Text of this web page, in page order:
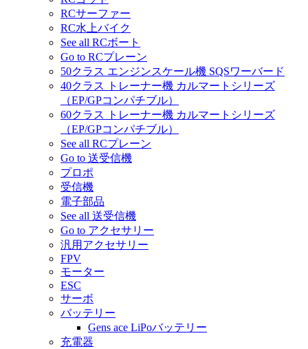
RCサーファー
RC水上バイク
See all RCボート
Go to RCプレーン
50クラス エンジンスケール機 SQSワーバード
40クラス トレーナー機 カルマートシリーズ
（EP/GPコンパチブル）
60クラス トレーナー機 カルマートシリーズ
（EP/GPコンパチブル）
See all RCプレーン
Go to 送受信機
プロポ
受信機
電子部品
See all 送受信機
Go to アクセサリー
汎用アクセサリー
FPV
モーター
ESC
サーボ
バッテリー
Gens ace LiPoバッテリー
充電器